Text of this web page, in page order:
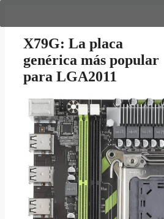
X79G: La placa
genérica más popular
para LGA2011